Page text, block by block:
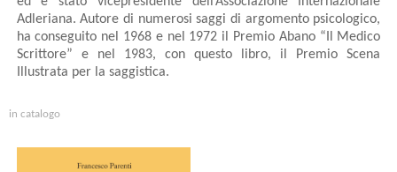
Adleriana. Autore di numerosi saggi di argomento psicologico,
ha conseguito nel 1968 e nel 1972 il Premio Abano “Il Medico
Scrittore” e nel 1983, con questo libro, il Premio Scena
Illustrata per la saggistica.
in catalogo